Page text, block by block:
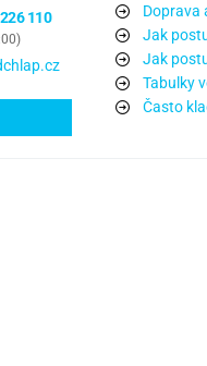
110
Doprava
Jak
Jak
Tabulky
Často